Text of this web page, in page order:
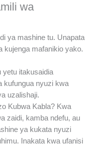
wa
ya mashine tu. Unapata
kujenga mafanikio yako.
yetu itakusaidia
kufungua nyuzi kwa
uzalishaji.
Kubwa Kabla? Kwa
zaidi, kamba ndefu, au
ya kukata nyuzi
Inakata kwa ufanisi